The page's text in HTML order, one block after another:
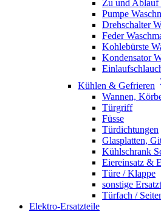
Zu und Ablauf
Pumpe
Drehschalter
Feder
Kohlebürste
Kondensator
Kühlen & Gefrieren
Wannen,
Türgriff
Füsse
Türdichtungen
Glasplatten,
Kühlschrank
Eiereinsatz &
Türe / Klappe
sonstige
Türfach /
Elektro-Ersatzteile